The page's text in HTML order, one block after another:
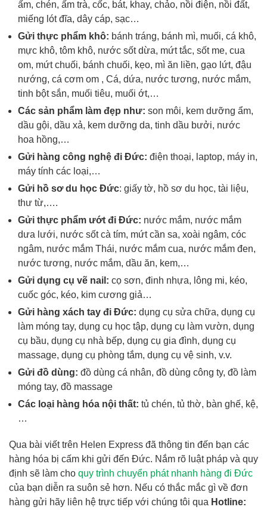
ấm, chén, ấm trà, cốc, bát, khay, chảo, nồi điện, nồi đất,
miếng lót đĩa, dây cáp, sạc…
Gửi thực phẩm khô: bánh tráng, bánh mì, muối, cá khô,
mực khô, tôm khô, nước sốt dừa, mứt tắc, sốt me, cua
om, mứt chuối, bánh chuối, kẹo, mì ăn liền, gạo lứt, đậu
nướng, cá cơm om , Cá, dứa, nước tương, nước mắm,
tinh bột sắn, muối tiêu, muối ớt,…
Các sản phẩm làm đẹp như: son môi, kem dưỡng ẩm,
dầu gội, dầu xả, kem dưỡng da, tinh dầu bưởi, nước
hoa hồng,…
Gửi hàng công nghệ đi Đức: điện thoại, laptop, máy in,
máy tính các loại,…
Gửi hồ sơ du học Đức: giấy tờ, hồ sơ du học, tài liệu,
thư từ,….
Gửi thực phẩm ướt đi Đức: nước mắm, nước mắm
dưa lưới, nước sốt cà tím, mứt cần sa, xoài ngâm, cóc
ngâm, nước mắm Thái, nước mắm cua, nước mắm đen,
nước tương, nước mắm, dầu ăn, kem,…
Gửi dụng cụ vẽ nail: cọ sơn, đinh nhựa, lông mi, kéo,
cuốc góc, kéo, kim cương giả…
Gửi hàng xách tay đi Đức: dụng cụ sửa chữa, dụng cụ
làm móng tay, dụng cụ học tập, dụng cụ làm vườn, dụng
cụ bầu, dụng cụ nhà bếp, dụng cụ gia đình, dụng cụ
massage, dụng cụ phòng tắm, dụng cụ vệ sinh, v.v.
Gửi đồ dùng: đồ dùng cá nhân, đồ dùng công ty, đồ làm
móng tay, đồ massage
Các loại hàng hóa nội thất: tủ chén, tủ thờ, bàn ghế, kệ,
…
Qua bài viết trên Helen Express đã thông tin đến bạn các
hàng hóa bị cấm khi gửi đến Đức. Nắm rõ luật pháp và quy
định sẽ làm cho quy trình chuyển phát nhanh hàng đi Đức
của bạn diễn ra suôn sẻ hơn. Nếu có thắc mắc gì về đơn
hàng gửi hãy liên hệ trực tiếp với chúng tôi qua Hotline: